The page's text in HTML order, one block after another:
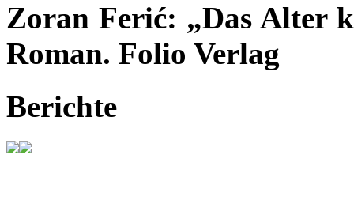
Zoran Ferić: „Das Alter
Roman. Folio Verlag
Berichte